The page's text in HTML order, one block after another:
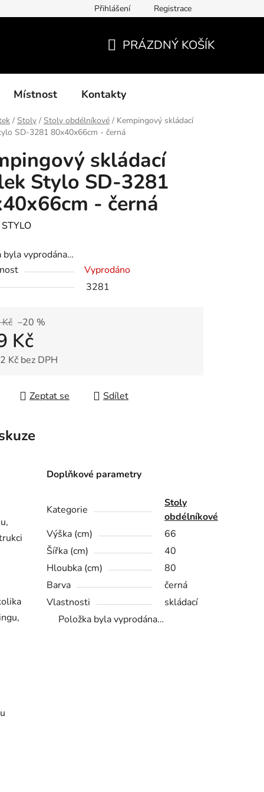
podmínky, způsoby platby, doba zpracování Platby GoPay
Přihlášení Registrace
KOŠÍK
PRÁZDNÝ KOŠÍK
Místnost Kontakty
/ Stoly / Stoly obdélníkové / Kempingový skládací
SD-3281 80x40x66cm - černá
skládací
Stylo SD-3281
- černá
STYLO
byla vyprodána…
Vyprodáno
3281
–20 %
Kč
Kč bez DPH
Zeptat se
Sdílet
Doplňkové parametry
Kategorie
Stoly
obdélníkové
Výška (cm)
66
Šířka (cm)
40
Hloubka (cm)
80
Barva
černá
Vlastnosti
skládací
Položka byla vyprodána…